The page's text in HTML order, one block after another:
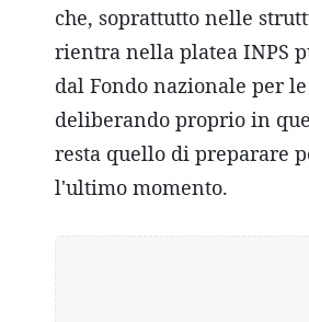
che, soprattutto nelle
rientra nella platea INPS
dal Fondo nazionale per
deliberando proprio in
resta quello di preparare
l'ultimo momento.